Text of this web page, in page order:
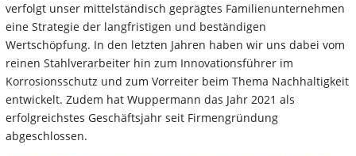
verfolgt unser mittelständisch geprägtes Familienunternehmen
eine Strategie der langfristigen und beständigen
Wertschöpfung. In den letzten Jahren haben wir uns dabei vom
reinen Stahlverarbeiter hin zum Innovationsführer im
Korrosionsschutz und zum Vorreiter beim Thema Nachhaltigkeit
entwickelt. Zudem hat Wuppermann das Jahr 2021 als
erfolgreichstes Geschäftsjahr seit Firmengründung
abgeschlossen.